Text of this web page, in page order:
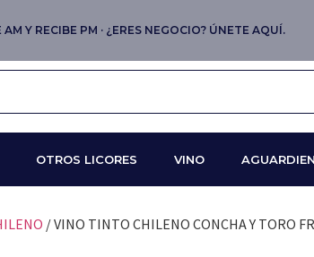
Y RECIBE PM · ¿ERES NEGOCIO? ÚNETE AQUÍ.
OTROS LICORES VINO
/ VINO TINTO CHILENO CONCHA Y TORO